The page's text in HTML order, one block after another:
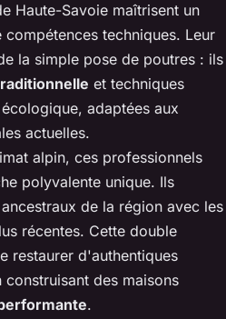
Haute-Savoie maîtrisent un
techniques. Leur
la simple pose de poutres : ils
et techniques
adaptées aux
actuelles.
alpin, ces professionnels
polyvalente unique. Ils
de la région avec les
récentes. Cette double
restaurer d'authentiques
des maisons
.